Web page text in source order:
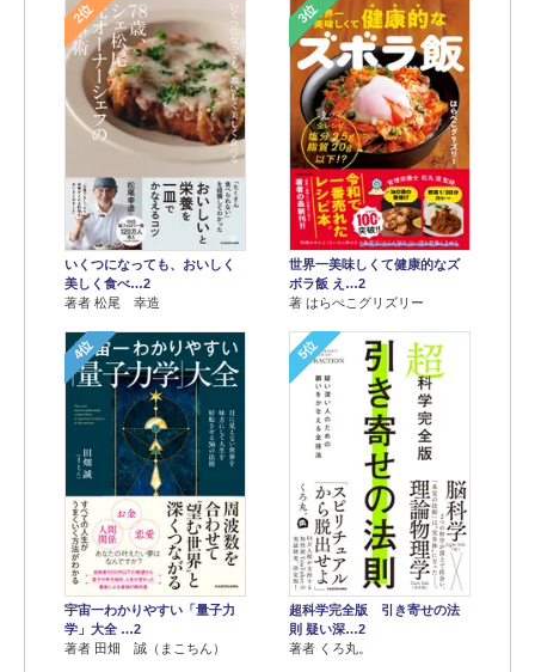
2位
いくつになっても、おいしく
美しく食べ…2
著者 松尾 幸造
3位
世界一美味しくて健康的なズ
ボラ飯 え…2
著 はらぺこグリズリー
4位
宇宙一わかりやすい「量子力
学」大全 …2
著者 田畑 誠（まこちん）
5位
超科学完全版 引き寄せの法
則 疑い深…2
著者 くろ丸。